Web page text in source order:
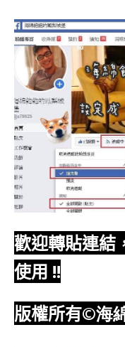
歡迎轉貼連結
使用 !!
版權所有©海